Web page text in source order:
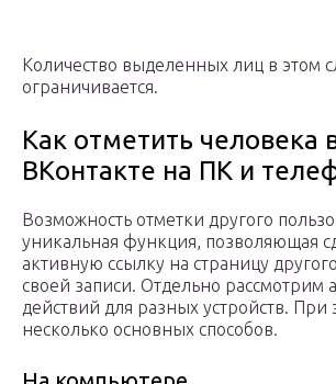
Количество выделенных лиц в этом
ограничивается.
Как отметить человека
ВКонтакте на ПК и
Возможность отметки другого
уникальная функция, позволяющая
активную ссылку на страницу
своей записи. Отдельно рассмотрим
действий для разных устройств. При
несколько основных способов.